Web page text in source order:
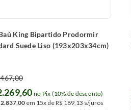
King Bipartido Prodormir
Suede Liso (193x203x34cm)
467,00
.269,60 no Pix (10% de desconto)
2.837,00 em 15x deR$ 189,13 s/juros